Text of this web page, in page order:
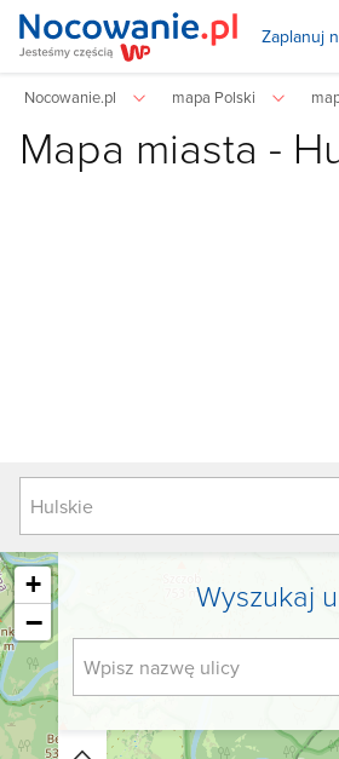
Zaplanuj
Nocowanie.pl mapa Polski
Mapa miasta -
Wyszukaj
+
−